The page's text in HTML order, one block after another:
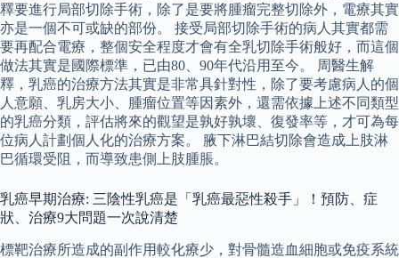
釋要進行局部切除手術，除了是要將腫瘤完整切除外，電療其實
亦是一個不可或缺的部份。 接受局部切除手術的病人其實都需
要再配合電療，整個安全程度才會有全乳切除手術般好，而這個
做法其實是國際標準，已由80、90年代沿用至今。 周醫生解
釋，乳癌的治療方法其實是非常具針對性，除了要考慮病人的個
人意願、乳房大小、腫瘤位置等因素外，還需依據上述不同類型
的乳癌分類，評估將來的觀望是孰好孰壞、復發率等，才可為每
位病人計劃個人化的治療方案。 腋下淋巴結切除會造成上肢淋
巴循環受阻，而導致患側上肢腫脹。
乳癌早期治療: 三陰性乳癌是「乳癌最惡性殺手」！預防、症
狀、治療9大問題一次說清楚
標靶治療所造成的副作用較化療少，對骨髓造血細胞或免疫系統